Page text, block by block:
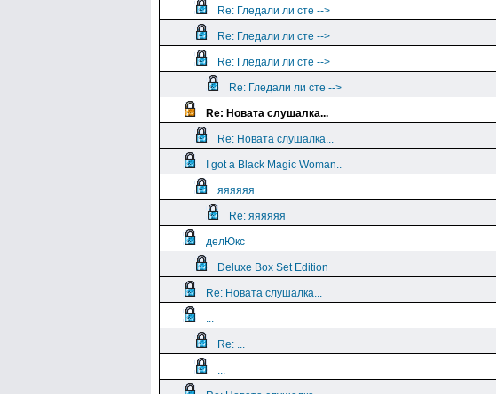
Re: Гледали ли сте -->
Re: Гледали ли сте -->
Re: Гледали ли сте -->
Re: Гледали ли сте -->
Re: Новата слушалка...
Re: Новата слушалка...
I got a Black Magic Woman..
яяяяяя
Re: яяяяяя
делЮкс
Deluxe Box Set Edition
Re: Новата слушалка...
...
Re: ...
...